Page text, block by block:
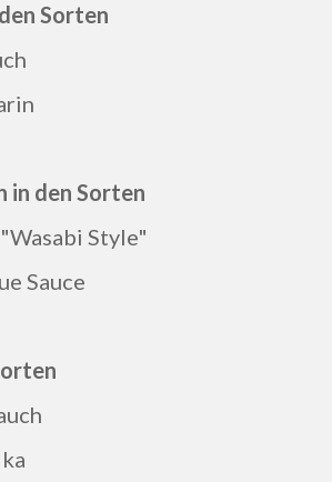
Sorten
in den Sorten
Style"
Sauce